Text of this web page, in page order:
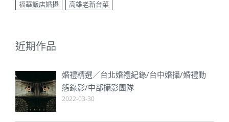
福華飯店婚攝
高雄老新台菜
近期作品
婚禮精選／台北婚禮紀錄/台中婚攝/婚禮動
態錄影/中部攝影團隊
2022-03-30